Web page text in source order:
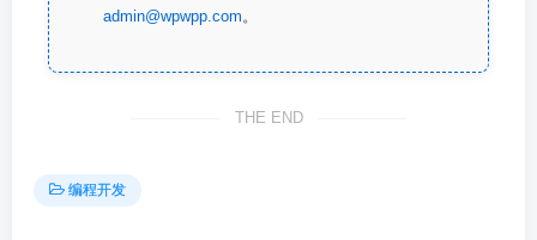
admin@wpwpp.com。
THE END
编程开发